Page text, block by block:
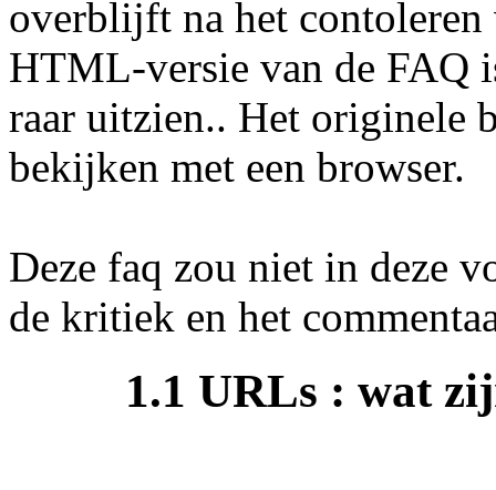
overblijft na het contoleren
HTML-versie van de FAQ
raar uitzien.. Het originele
bekijken met een browser.
Deze faq zou niet in deze
de kritiek en het
1.1 URLs : wat